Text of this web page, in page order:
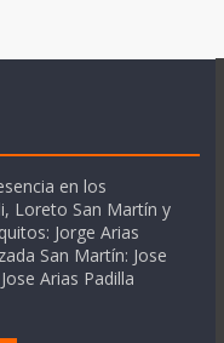
en los
Loreto San Martín y
Jorge Arias
San Martín: Jose
Arias Padilla